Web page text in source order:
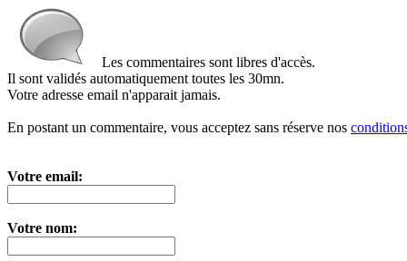
Les commentaires sont libres d'accès.
Il sont validés automatiquement toutes les 30mn.
Votre adresse email n'apparait jamais.
En postant un commentaire, vous acceptez sans réserve nos
Votre email:
Votre nom: